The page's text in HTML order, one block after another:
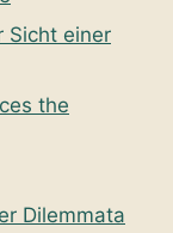
Sicht einer
the
Dilemmata